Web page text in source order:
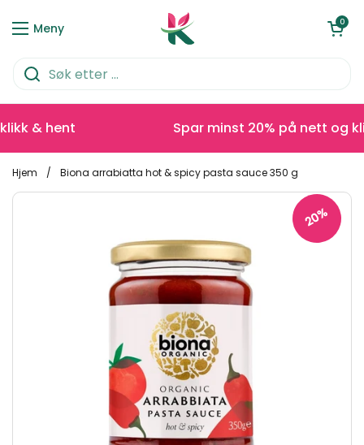
Meny
Åpen0
& hent Spar minst 20% på nett og
Hjem / Biona arrabiatta hot & spicy pasta sauce 350 g
20%